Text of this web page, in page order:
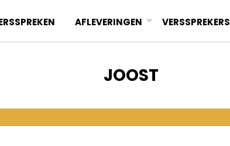
AFLEVERINGEN VERSSPREKERS
AUTHOR
:
JOOST